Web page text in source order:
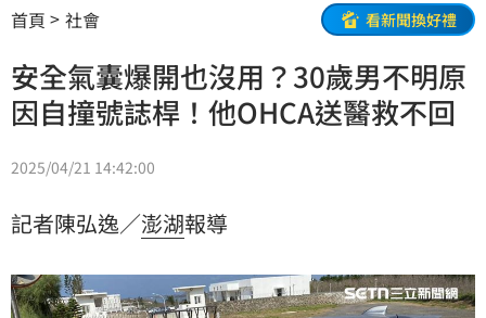
首頁 社會 看新聞換好禮
安全氣囊爆開也沒用？30歲男不明原
因自撞號誌桿！他OHCA送醫救不回
2025/04/21 14:42:00
記者陳弘逸／澎湖報導